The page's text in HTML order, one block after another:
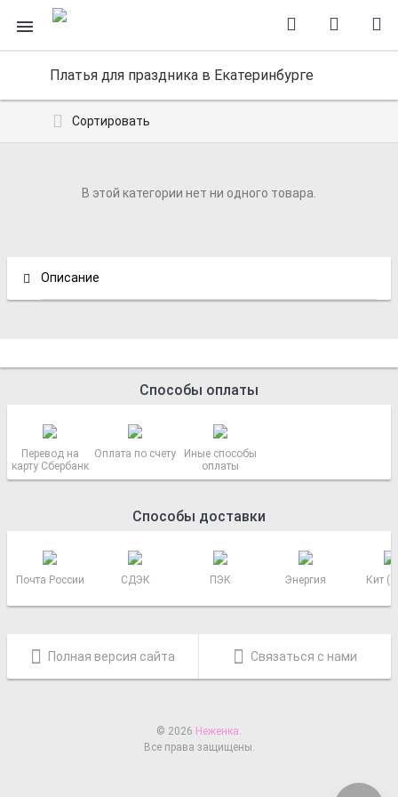
Платья для праздника в Екатеринбурге
Сортировать
В этой категории нет ни одного товара.
Описание
Способы оплаты
Перевод на
карту Сбербанк
Оплата по счету
Иные способы
оплаты
Способы доставки
Почта России СДЭК ПЭК Энергия Кит
Полная версия сайта Связаться с нами
© 2026 Неженка.
Все права защищены.